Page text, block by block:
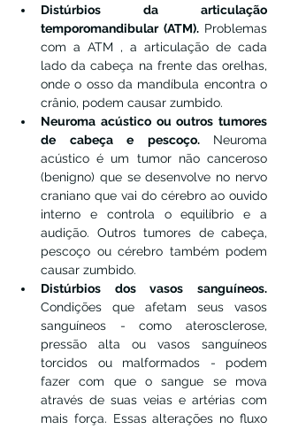
Distúrbios da articulação
temporomandibular (ATM). Problemas
com a ATM , a articulação de cada
lado da cabeça na frente das orelhas,
onde o osso da mandíbula encontra o
crânio, podem causar zumbido.
Neuroma acústico ou outros tumores
de cabeça e pescoço. Neuroma
acústico é um tumor não canceroso
(benigno) que se desenvolve no nervo
craniano que vai do cérebro ao ouvido
interno e controla o equilíbrio e a
audição. Outros tumores de cabeça,
pescoço ou cérebro também podem
causar zumbido.
Condições que afetam seus vasos
sanguíneos - como aterosclerose,
pressão alta ou vasos sanguíneos
torcidos ou malformados - podem
fazer com que o sangue se mova
através de suas veias e artérias com
mais força. Essas alterações no fluxo